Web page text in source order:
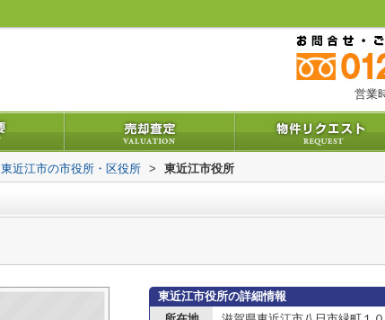
営業
東近江市の市役所・区役所 > 東近江市役所
東近江市役所の詳細情報